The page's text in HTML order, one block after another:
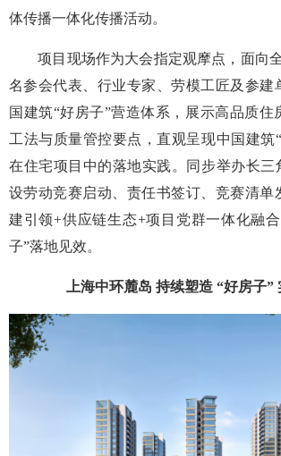
体传播一体化传播活动。
项目现场作为大会指定观摩点，面向全
名参会代表、行业专家、劳模工匠及参建
国建筑“好房子”营造体系，展示高品质住
工法与质量管控要点，直观呈现中国建筑
在住宅项目中的落地实践。同步举办长三
设劳动竞赛启动、责任书签订、竞赛清单
建引领+供应链生态+项目党群一体化融
子”落地见效。
上海中环麓岛 持续塑造 “好房子”